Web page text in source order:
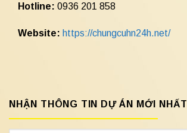
Hotline: 0936 201 858
Website: https://chungcuhn24h.net/
NHẬN THÔNG TIN DỰ ÁN MỚI NHẤT